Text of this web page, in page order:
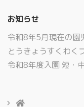
お知らせ
令和8年5月現在の園
とうきょうすくわく
令和8年度入園 短・